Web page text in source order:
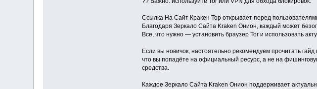
Ссылка На Сайт Кракен Тор открывает перед
Благодаря Зеркало Сайта Kraken Онион, каждый может
Все, что нужно — установить браузер Tor и использовать
Если вы новичок, настоятельно рекомендуем прочитать
что вы попадёте на официальный ресурс, а не на
средства.
Каждое Зеркало Сайта Kraken Онион поддерживает